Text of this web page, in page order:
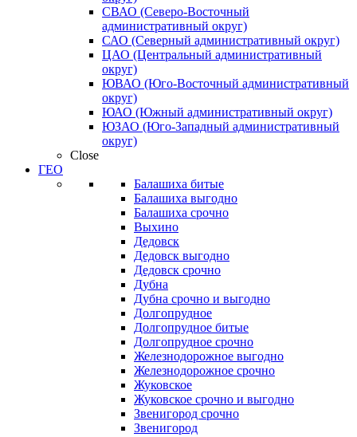
СВАО (Северо-Восточный
административный округ)
САО (Северный административный округ)
ЦАО (Центральный административный
округ)
ЮВАО (Юго-Восточный административный
округ)
ЮАО (Южный административный округ)
ЮЗАО (Юго-Западный административный
округ)
Close
ГЕО
Балашиха битые
Балашиха выгодно
Балашиха срочно
Выхино
Дедовск
Дедовск выгодно
Дедовск срочно
Дубна
Дубна срочно и выгодно
Долгопрудное
Долгопрудное битые
Долгопрудное срочно
Железнодорожное выгодно
Железнодорожное срочно
Жуковское
Жуковское срочно и выгодно
Звенигород срочно
Звенигород